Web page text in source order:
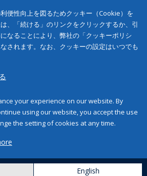
便性向上を図るためクッキー（Cookie）を
、「続ける」のリンクをクリックするか、引
なることにより、弊社の「クッキーポリシ
されます。なお、クッキーの設定はいつでも
your experience on our website. By
using our website, you accept the use
the setting of cookies at any time.
English